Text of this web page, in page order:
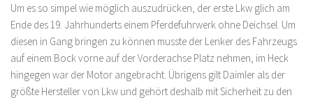
Um es so simpel wie möglich auszudrücken, der erste Lkw glich am
Ende des 19. Jahrhunderts einem Pferdefuhrwerk ohne Deichsel. Um
diesen in Gang bringen zu können musste der Lenker des Fahrzeugs
auf einem Bock vorne auf der Vorderachse Platz nehmen, im Heck
hingegen war der Motor angebracht. Übrigens gilt Daimler als der
größte Hersteller von Lkw und gehört deshalb mit Sicherheit zu den